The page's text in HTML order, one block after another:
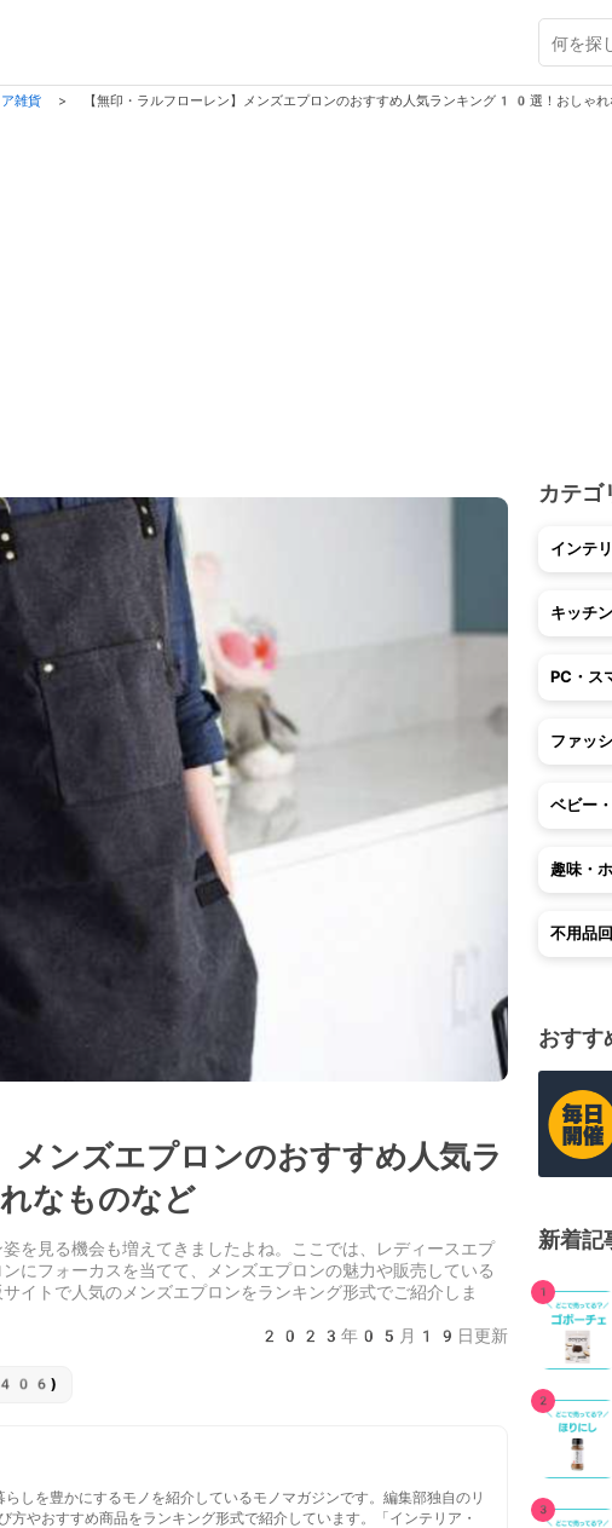
雑貨 > 【無印・ラルフローレン】メンズエプロンのおすすめ人気ランキング10選！おしゃれ
メンズエプロンのおすすめ人気ラ
なものなど
を見る機会も増えてきましたよね。ここでは、レディースエプ
にフォーカスを当てて、メンズエプロンの魅力や販売している
イトで人気のメンズエプロンをランキング形式でご紹介しま
2023年05月19日更新
(406)
しを豊かにするモノを紹介しているモノマガジンです。編集部独自のリ
方やおすすめ商品をランキング形式で紹介しています。「インテリア・
カテゴ
インテ
キッチ
PC・ス
ファッ
ベビー
趣味・
不用品
おすす
新着記